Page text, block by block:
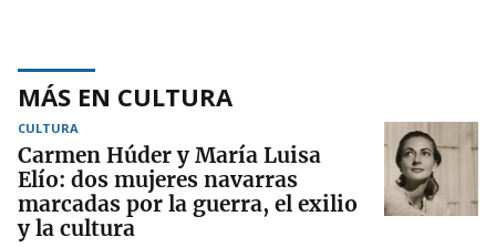
MÁS EN CULTURA
CULTURA
Carmen Húder y María Luisa
Elío: dos mujeres navarras
marcadas por la guerra, el exilio
y la cultura